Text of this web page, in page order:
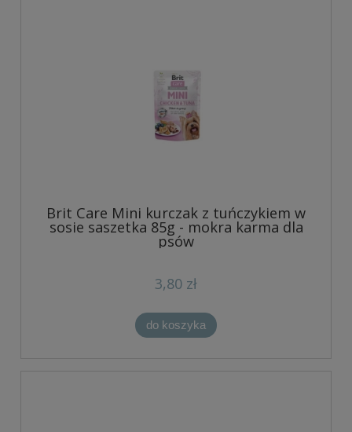
Brit Care Mini kurczak z tuńczykiem w
sosie saszetka 85g - mokra karma dla
psów
3,80 zł
do koszyka